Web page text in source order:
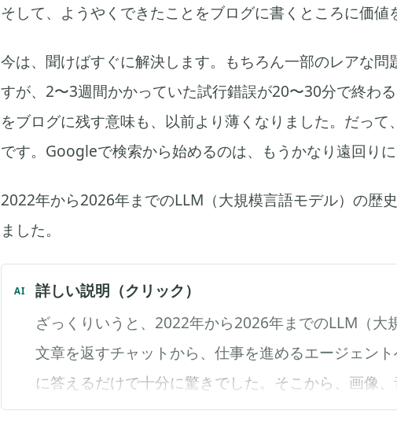
そして、ようやくできたことをブログに書くところに価値
今は、聞けばすぐに解決します。もちろん一部のレアな問
すが、2〜3週間かかっていた試行錯誤が20〜30分で終わ
をブログに残す意味も、以前より薄くなりました。だって
です。Googleで検索から始めるのは、もうかなり遠回りに
2022年から2026年までのLLM（大規模言語モデル）の歴
ました。
詳しい説明（クリック）
ざっくりいうと、2022年から2026年までのLLM（大
文章を返すチャットから、仕事を進めるエージェン
に答えるだけで十分に驚きでした。そこから、画像
ド実行、ブラウザ操作、ターミナル操作へ広がって